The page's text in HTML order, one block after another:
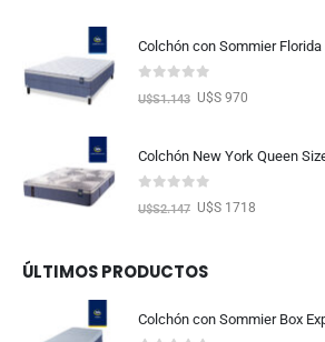
Colchón con Sommier
out of 5
U$S1.143 U$S 970
Colchón New York Queen
out of 5
U$S2.147 U$S 1718
ÚLTIMOS PRODUCTOS